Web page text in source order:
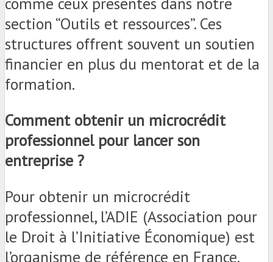
section “Outils et ressources”. Ces
structures offrent souvent un soutien
financier en plus du mentorat et de la
formation.
Comment obtenir un microcrédit
professionnel pour lancer son
entreprise ?
Pour obtenir un microcrédit
professionnel, l’ADIE (Association pour
le Droit à l’Initiative Économique) est
l’organisme de référence en France.